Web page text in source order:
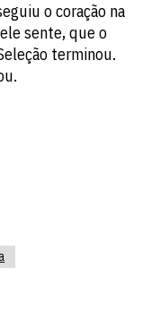
o coração na
sente, que o
terminou.